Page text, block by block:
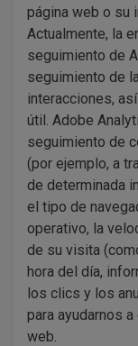
página web o su
Actualmente, la
seguimiento de
seguimiento de
interacciones,
útil. Adobe
seguimiento de
(por ejemplo, a
de determinada
el tipo de
operativo, la
de su visita
hora del día,
los clics y los
para ayudarnos
web.